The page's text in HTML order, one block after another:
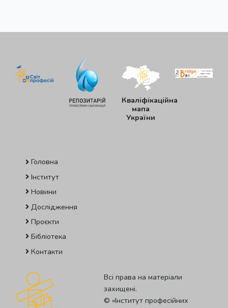
Кваліфікаційна
мапа
України
Головна
Інститут
Новини
Дослідження
Проєкти
Бібліотека
Контакти
Всі права на матеріали
захищені.
© «Iнститут професiйних